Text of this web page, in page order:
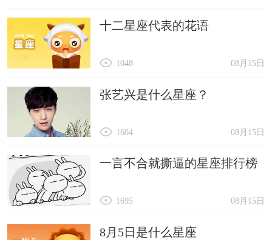
十二星座代表的花语
08月15日
1048
张艺兴是什么星座？
08月15日
1604
一言不合就撕逼的星座排行榜
08月15日
1695
8月5日是什么星座